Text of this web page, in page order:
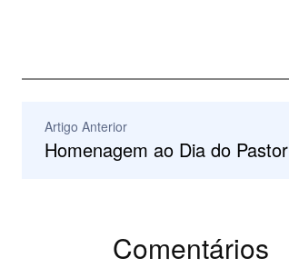
Artigo Anterior
Homenagem ao Dia do Pastor
Comentários